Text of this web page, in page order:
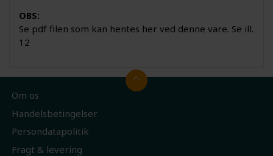
OBS:
Se pdf filen som kan hentes her ved denne vare. Se ill.
12
Om os
Handelsbetingelser
Persondatapolitik
Fragt & levering